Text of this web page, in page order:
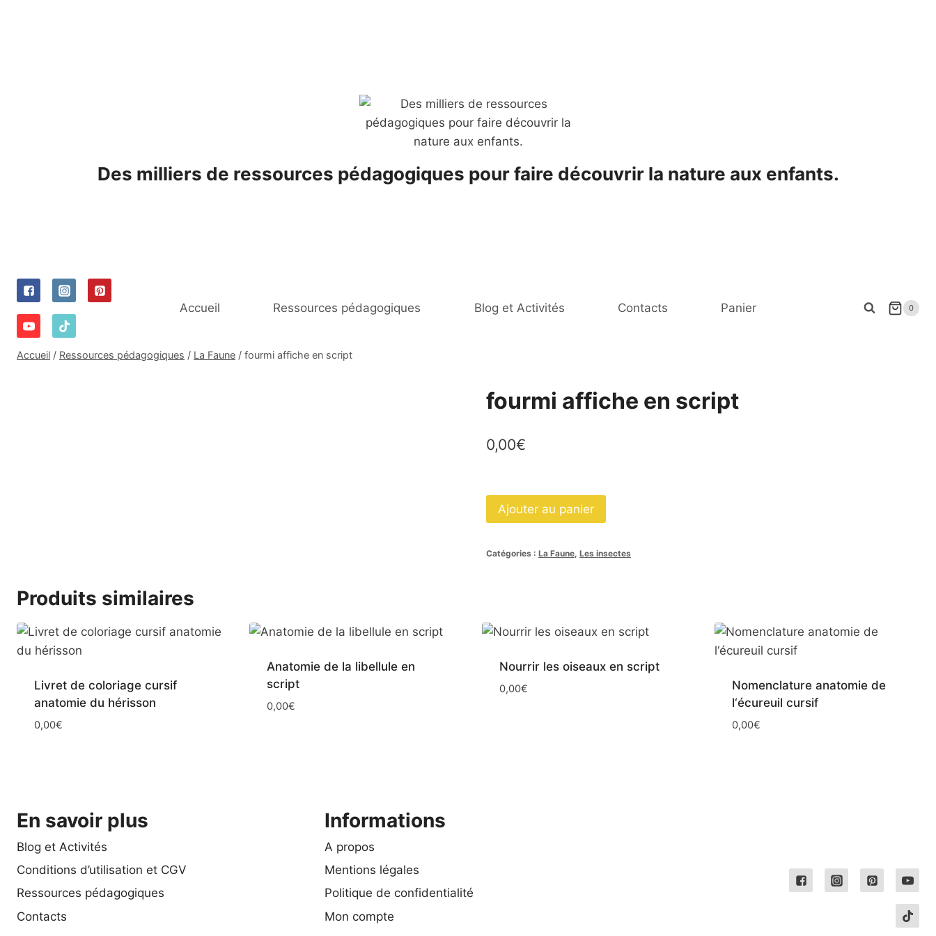
Des milliers de ressources pédagogiques pour faire découvrir la nature aux enfants.
Accueil Ressources pédagogiques Blog et Activités Contacts Panier 0
Accueil / Ressources pédagogiques / La Faune / fourmi affiche en script
fourmi affiche en script
0,00€
quantité
de
affiche
Ajouter au panier
Catégories : La Faune, Les insectes
Produits similaires
Livret de coloriage cursif
anatomie du hérisson
0,00€
Anatomie de la libellule en
script
0,00€
Nourrir les oiseaux en script
0,00€
Nomenclature anatomie de
l‘écureuil cursif
0,00€
En savoir plus
Blog et Activités
Conditions d’utilisation et CGV
Ressources pédagogiques
Contacts
Informations
A propos
Mentions légales
Politique de confidentialité
Mon compte